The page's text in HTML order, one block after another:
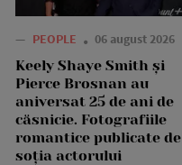
— PEOPLE 06 august 2026
Keely Shaye Smith și
Pierce Brosnan au
aniversat 25 de ani de
căsnicie. Fotografiile
romantice publicate de
soția actorului